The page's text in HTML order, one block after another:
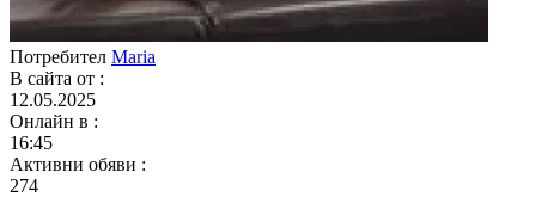
Потребител Maria
В сайта от :
12.05.2025
Онлайн в :
16:45
Активни обяви :
274